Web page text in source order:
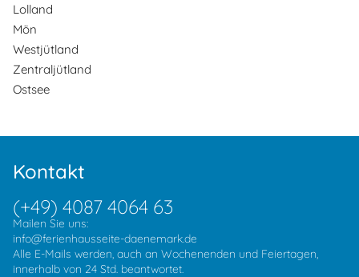
Lolland
Mön
Westjütland
Zentraljütland
Ostsee
Kontakt
(+49) 4087 4064 63
Mailen Sie uns:
info@ferienhausseite-daenemark.de
Alle E-Mails werden, auch an Wochenenden und Feiertagen,
innerhalb von 24 Std. beantwortet.